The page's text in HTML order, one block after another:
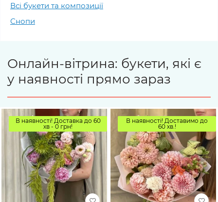
Всі букети та композиції
Снопи
Онлайн-вітрина: букети, які є
у наявності прямо зараз
В наявності! Доставка до 60
хв - 0 грн!
В наявності! Доставимо до
60 хв.!